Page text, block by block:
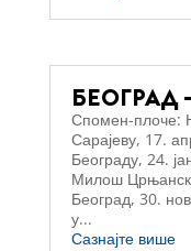
Спомен-плоче:
Сарајеву, 17.
Београду, 24.
Милош
Београд, 30.
у...
Сазнајте више